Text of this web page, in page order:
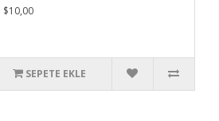
$10,00
SEPETE EKLE